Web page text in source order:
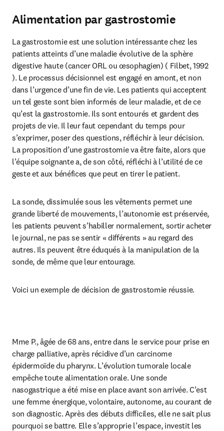
Alimentation par gastrostomie
La gastrostomie est une solution intéressante chez les
patients atteints d’une maladie évolutive de la sphère
digestive haute (cancer ORL ou œsophagien) ( Filbet, 1992
). Le processus décisionnel est engagé en amont, et non
dans l’urgence d’une fin de vie. Les patients qui acceptent
un tel geste sont bien informés de leur maladie, et de ce
qu’est la gastrostomie. Ils sont entourés et gardent des
projets de vie. Il leur faut cependant du temps pour
s’exprimer, poser des questions, réfléchir à leur décision.
La proposition d’une gastrostomie va être faite, alors que
l’équipe soignante a, de son côté, réfléchi à l’utilité de ce
geste et aux bénéfices que peut en tirer le patient.
La sonde, dissimulée sous les vêtements permet une
grande liberté de mouvements, l’autonomie est préservée,
les patients peuvent s’habiller normalement, sortir acheter
le journal, ne pas se sentir « différents » au regard des
autres. Ils peuvent être éduqués à la manipulation de la
sonde, de même que leur entourage.
Voici un exemple de décision de gastrostomie réussie.
Mme P., âgée de 68 ans, entre dans le service pour prise en
charge palliative, après récidive d’un carcinome
épidermoïde du pharynx. L’évolution tumorale locale
empêche toute alimentation orale. Une sonde
nasogastrique a été mise en place avant son arrivée. C’est
une femme énergique, volontaire, autonome, au courant de
son diagnostic. Après des débuts difficiles, elle ne sait plus
pourquoi se battre. Elle s’approprie l’espace, investit les